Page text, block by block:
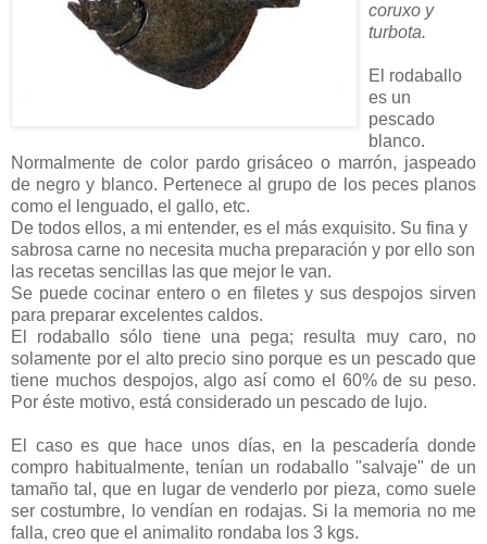
coruxo y
turbota.
El rodaballo
es un
pescado
blanco.
Normalmente de color pardo grisáceo o marrón, jaspeado
de negro y blanco. Pertenece al grupo de los peces planos
como el lenguado, el gallo, etc.
De todos ellos, a mi entender, es el más exquisito. Su fina y
sabrosa carne no necesita mucha preparación y por ello son
las recetas sencillas las que mejor le van.
Se puede cocinar entero o en filetes y sus despojos sirven
para preparar excelentes caldos.
El rodaballo sólo tiene una pega; resulta muy caro, no
solamente por el alto precio sino porque es un pescado que
tiene muchos despojos, algo así como el 60% de su peso.
Por éste motivo, está considerado un pescado de lujo.
El caso es que hace unos días, en la pescadería donde
compro habitualmente, tenían un rodaballo "salvaje" de un
tamaño tal, que en lugar de venderlo por pieza, como suele
ser costumbre, lo vendían en rodajas. Si la memoria no me
falla, creo que el animalito rondaba los 3 kgs.